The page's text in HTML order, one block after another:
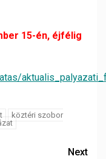
15-én, éjfélig
köztéri szobor
Next